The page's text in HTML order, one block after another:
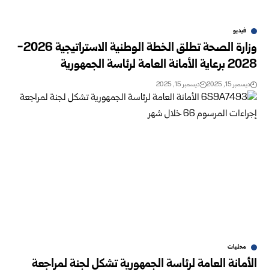
فيديو
وزارة الصحة تطلق الخطة الوطنية الاستراتيجية 2026-
2028 برعاية الأمانة العامة لرئاسة الجمهورية
ديسمبر 15, 2025 ديسمبر 15, 2025
محليات
الأمانة العامة لرئاسة الجمهورية تشكل لجنة لمراجعة